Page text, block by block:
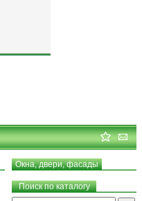
Окна, двери, фасады
Поиск по каталогу